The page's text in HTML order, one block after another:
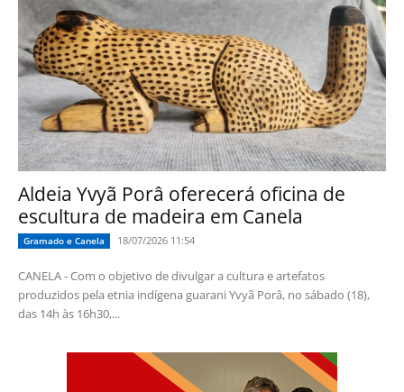
Aldeia Yvyã Porâ oferecerá oficina de
escultura de madeira em Canela
Gramado e Canela 18/07/2026 11:54
CANELA - Com o objetivo de divulgar a cultura e artefatos
produzidos pela etnia indígena guarani Yvyã Porâ, no sábado (18),
das 14h às 16h30,...